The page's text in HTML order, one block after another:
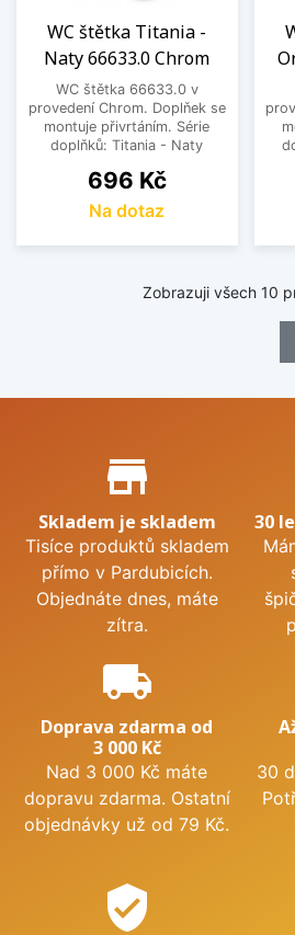
WC štětka Titania -
Naty 66633.0 Chrom
WC štětka 66633.0 v
provedení Chrom. Doplňek se
montuje přivrtáním. Série
doplňků: Titania - Naty
Cena
696 Kč
Na dotaz
Zobrazuji všech 10
Proč nakupovat u nás?
store_mall_directory
Skladem je skladem
Tisíce produktů skladem
přímo v Pardubicích.
Objednáte dnes, máte
zítra.
30
local_shipping
Doprava zdarma od
3 000 Kč
Nad 3 000 Kč máte
dopravu zdarma. Ostatní
objednávky už od 79 Kč.
30
verified_user